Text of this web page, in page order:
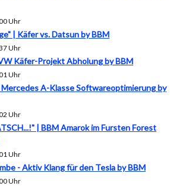
Uhr
| Käfer vs. Datsun by BBM
Uhr
Käfer-Projekt Abholung by BBM
Uhr
Mercedes A-Klasse Softwareoptimierung by
Uhr
| BBM Amarok im Fursten Forest
Uhr
- Aktiv Klang für den Tesla by BBM
Uhr